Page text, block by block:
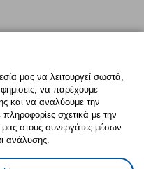
Twitter
μας να λειτουργεί σωστά,
να παρέχουμε
και να αναλύουμε την
σχετικά με την
στους συνεργάτες μέσων
ανάλυσης.